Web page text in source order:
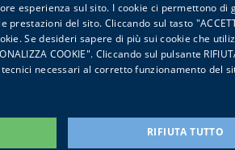
Privacy Cookies
Procedura
- VAT Nr: IT06754140157 T - Tribunale
ITALIAN
ENGLISH
esperienza sul sito. I cookie ci permettono di
del sito. Cliccando sul tasto
Se desideri sapere di più sui cookie che
COOKIE". Cliccando sul pulsante
necessari al corretto funzionamento del
RIFIUTA TUTTO